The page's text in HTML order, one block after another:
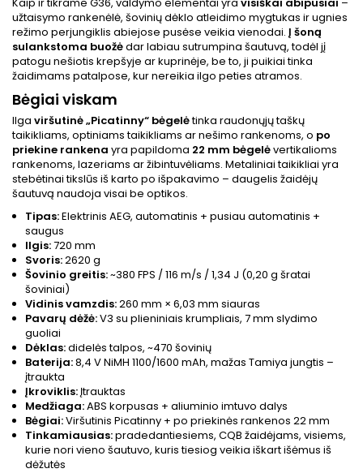
užtaisymo rankenėlė, šovinių dėklo atleidimo mygtukas ir ugnies
režimo perjungiklis abiejose pusėse veikia vienodai. Į šoną
sulankstoma buožėdar labiau sutrumpina šautuvą, todėl jį
patogu nešiotis krepšyje ar kuprinėje, be to, ji puikiai tinka
žaidimams patalpose, kur nereikia ilgo peties atramos.
Bėgiai viskam
Ilga viršutinė „Picatinny“ bėgelėtinka raudonųjų taškų
taikikliams, optiniams taikikliams ar nešimo rankenoms, o po
priekine rankena yra papildoma 22 mm bėgelėvertikalioms
rankenoms, lazeriams ar žibintuvėliams. Metaliniai taikikliai yra
stebėtinai tikslūs iš karto po išpakavimo – daugelis žaidėjų
šautuvą naudoja visai be optikos.
Tipas:Elektrinis AEG, automatinis + pusiau automatinis +
saugus
Ilgis:720 mm
Svoris:2620 g
Šovinio greitis:~380 FPS / 116 m/s / 1,34 J (0,20 g šratai
šoviniai)
Vidinis vamzdis:260 mm × 6,03 mm siauras
Pavarų dėžė:V3 su plieniniais krumpliais, 7 mm slydimo
guoliai
Dėklas:didelės talpos, ~470 šovinių
Baterija:8,4 V NiMH 1100/1600 mAh, mažas Tamiya jungtis –
įtraukta
Įkroviklis:Įtrauktas
Medžiaga:ABS korpusas + aliuminio imtuvo dalys
Bėgiai:Viršutinis Picatinny + po priekinės rankenos 22 mm
Tinkamiausias:pradedantiesiems, CQB žaidėjams, visiems,
kurie nori vieno šautuvo, kuris tiesiog veikia iškart išėmus iš
dėžutės